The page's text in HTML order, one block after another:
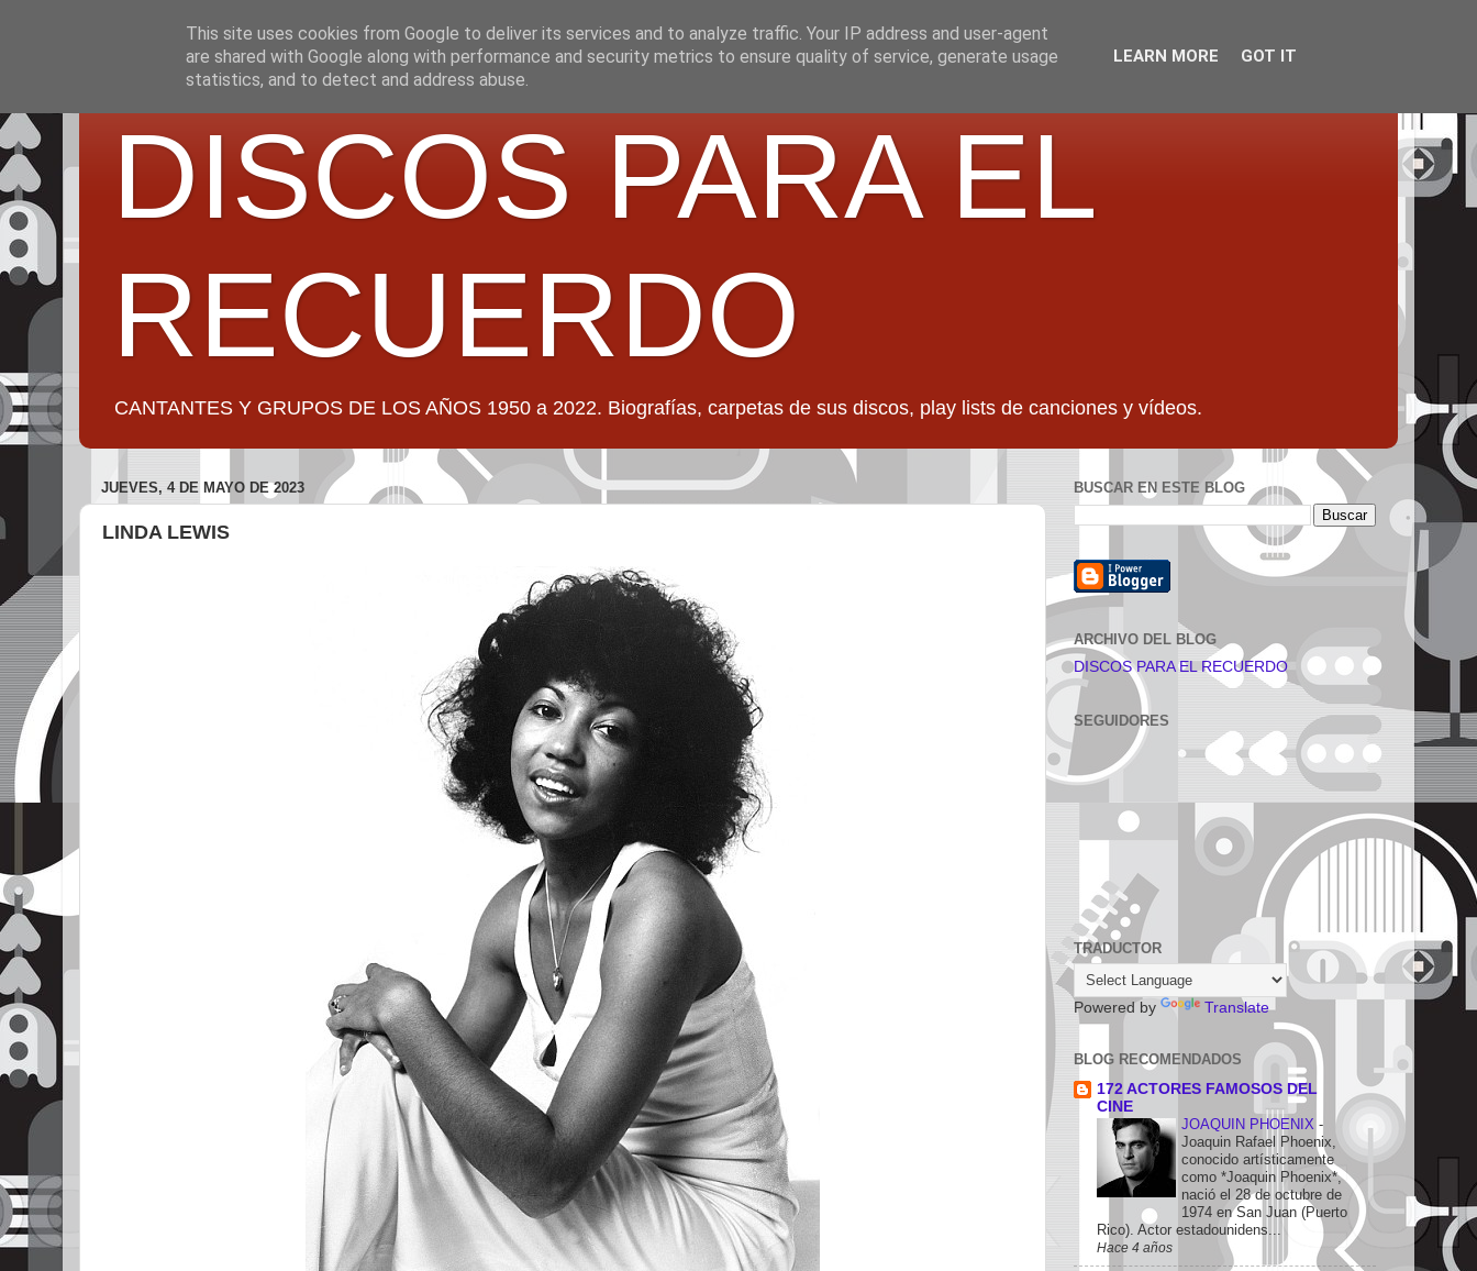
DISCOS PARA EL
RECUERDO
CANTANTES Y GRUPOS DE LOS AÑOS 1950 a 2022. Biografías, carpetas de sus discos, play lists de canciones y vídeos.
JUEVES, 4 DE MAYO DE 2023
LINDA LEWIS
BUSCAR EN ESTE BLOG
ARCHIVO DEL BLOG
DISCOS PARA EL RECUERDO
SEGUIDORES
TRADUCTOR
Powered by Translate
BLOG RECOMENDADOS
172 ACTORES FAMOSOS DEL
CINE
JOAQUIN PHOENIX -
Joaquin Rafael Phoenix,
conocido artísticamente
como *Joaquin Phoenix*,
nació el 28 de octubre de
1974 en San Juan (Puerto
Rico). Actor estadounidens...
Hace 4 años
This site uses cookies from Google to deliver its services and to analyze traffic. Your IP address and user-agent
are shared with Google along with performance and security metrics to ensure quality of service, generate usage
statistics, and to detect and address abuse.
LEARN MORE GOT IT